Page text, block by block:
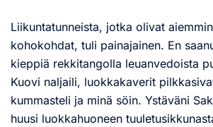
Liikuntatunneista, jotka olivat
kohokohdat, tuli painajainen. En
kieppiä rekkitangolla leuanvedoista
Kuovi naljaili, luokkakaverit
kummasteli ja minä söin. Ystäväni
huusi luokkahuoneen